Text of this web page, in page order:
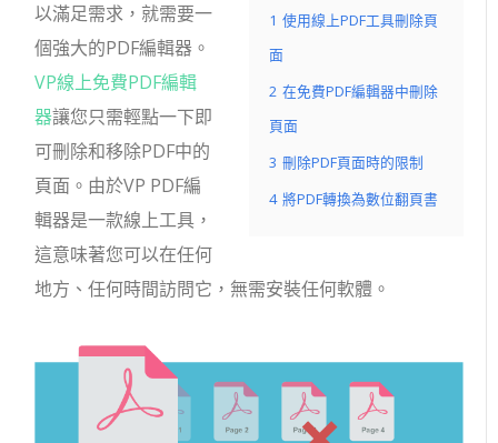
1 使用線上PDF工具刪除頁
面
2 在免費PDF編輯器中刪除
頁面
3 刪除PDF頁面時的限制
4 將PDF轉換為數位翻頁書
以滿足需求，就需要一
個強大的PDF編輯器。
VP線上免費PDF編輯
器讓您只需輕點一下即
可刪除和移除PDF中的
頁面。由於VP PDF編
輯器是一款線上工具，
這意味著您可以在任何
地方、任何時間訪問它，無需安裝任何軟體。